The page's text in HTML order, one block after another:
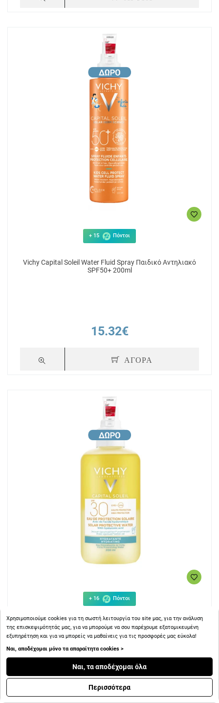
+ 15 Πόντοι
Vichy Capital Soleil Water Fluid Spray Παιδικό Αντηλιακό
SPF50+ 200ml
15.32€
ΑΓΟΡΑ
+ 16 Πόντοι
Vichy Capital Soleil Hydrating SPF30 Protective Solar Water
Αδιάβροχη Αντηλιακή Λοσιόν Σώματος σε Spray 200ml
16.29€
Χρησιμοποιούμε cookies για τη σωστή λειτουργία του site μας, για την ανάλυση
της επισκεψιμότητάς μας, για να μπορούμε να σου παρέχουμε εξατομικευμένη
εξυπηρέτηση και για να μπορείς να μαθαίνεις για τις προσφορές μας εύκολα!
Ναι, αποδέχομαι μόνο τα απαραίτητα cookies >
Ναι, τα αποδέχομαι όλα
Περισσότερα